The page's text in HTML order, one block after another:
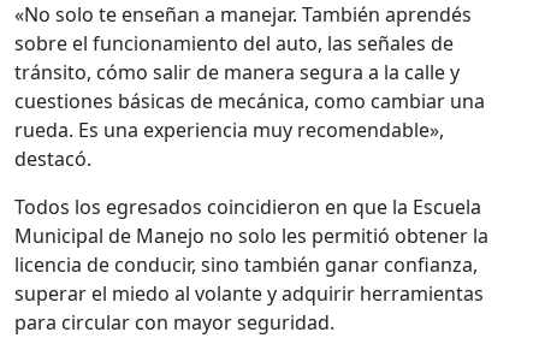
«No solo te enseñan a manejar. También aprendés
sobre el funcionamiento del auto, las señales de
tránsito, cómo salir de manera segura a la calle y
cuestiones básicas de mecánica, como cambiar una
rueda. Es una experiencia muy recomendable»,
destacó.
Todos los egresados coincidieron en que la Escuela
Municipal de Manejo no solo les permitió obtener la
licencia de conducir, sino también ganar confianza,
superar el miedo al volante y adquirir herramientas
para circular con mayor seguridad.